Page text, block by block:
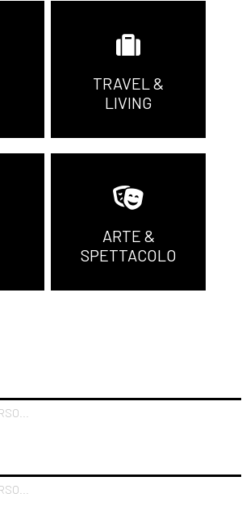
TRAVEL &
LIVING
ARTE &
SPETTACOLO